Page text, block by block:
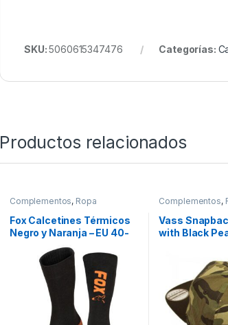
SKU:5060615347476 Categorías:
Productos relacionados
Complementos, Ropa
Fox Calcetines Térmicos
Negro y Naranja – EU 40-
Complementos,
Vass
with Black